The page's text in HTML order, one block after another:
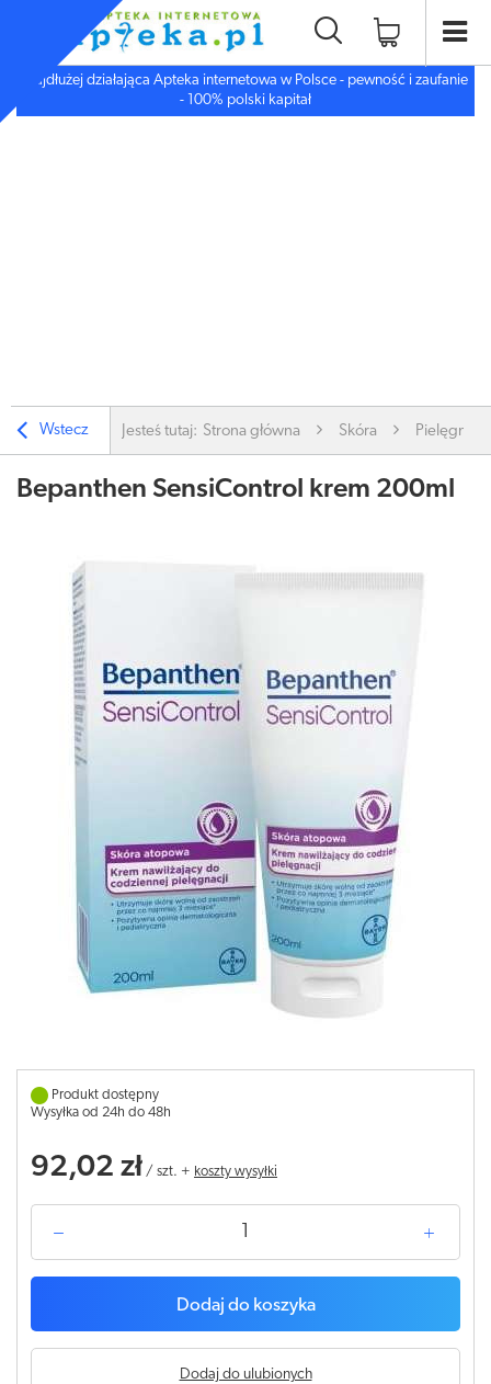
Najdłużej działająca Apteka internetowa w Polsce - pewność i zaufanie
- 100% polski kapitał
Wstecz Jesteś tutaj: Strona główna Skóra
Bepanthen SensiControl krem 200ml
Produkt dostępny
Wysyłka od 24h do 48h
92,02 zł / szt. + koszty wysyłki
Dodaj do koszyka
Dodaj do ulubionych